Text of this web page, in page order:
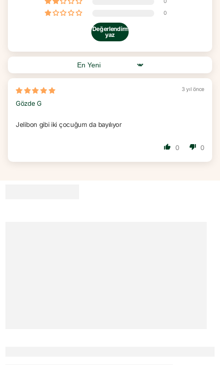
0
Değerlendirme
yaz
Sort by
3 yıl önce
Gözde G
Jelibon gibi iki çocuğum da bayılıyor
0 0